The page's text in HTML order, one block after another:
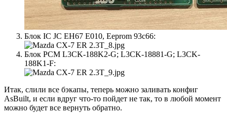
Блок IC JC EH67 E010, Eeprom 93c66:
Блок PCM L3CK-188K2-G; L3CK-18881-G; L3CK-
188K1-F:
Итак, слили все бэкапы, теперь можно заливать конфиг
AsBuilt, и если вдруг что-то пойдет не так, то в любой момент
можно будет все вернуть обратно.